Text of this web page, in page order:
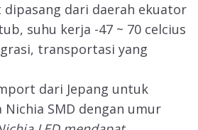
dipasang dari daerah ekuator
suhu kerja -47 ~ 70 celcius
transportasi yang
dari Jepang untuk
Nichia SMD dengan umur